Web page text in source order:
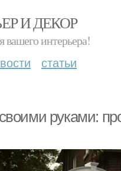
И ДЕКОР
вашего интерьера!
статьи
руками: